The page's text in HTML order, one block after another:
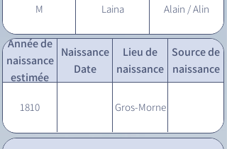
M Laina Alain / Alin
Année de
naissance
estimée
Naissance
Date
Lieu de
naissance
Source de
naissance
1810 Gros-Morne